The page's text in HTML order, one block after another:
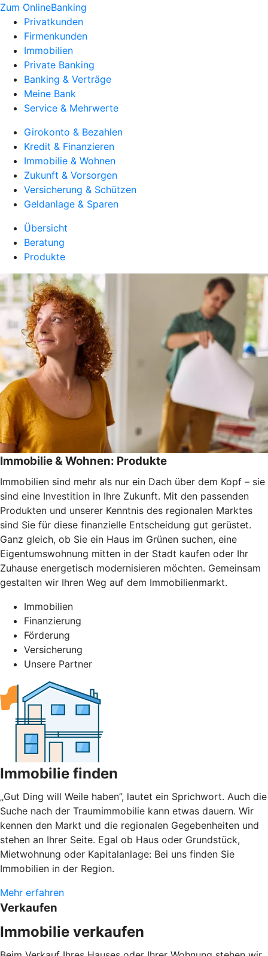
Zum OnlineBanking
Privatkunden
Firmenkunden
Immobilien
Private Banking
Banking & Verträge
Meine Bank
Service & Mehrwerte
Girokonto & Bezahlen
Kredit & Finanzieren
Immobilie & Wohnen
Zukunft & Vorsorgen
Versicherung & Schützen
Geldanlage & Sparen
Übersicht
Beratung
Produkte
Immobilie & Wohnen: Produkte
Immobilien sind mehr als nur ein Dach über dem Kopf – sie
sind eine Investition in Ihre Zukunft. Mit den passenden
Produkten und unserer Kenntnis des regionalen Marktes
sind Sie für diese finanzielle Entscheidung gut gerüstet.
Ganz gleich, ob Sie ein Haus im Grünen suchen, eine
Eigentumswohnung mitten in der Stadt kaufen oder Ihr
Zuhause energetisch modernisieren möchten. Gemeinsam
gestalten wir Ihren Weg auf dem Immobilienmarkt.
Immobilien
Finanzierung
Förderung
Versicherung
Unsere Partner
Immobilie finden
„Gut Ding will Weile haben”, lautet ein Sprichwort. Auch die
Suche nach der Traumimmobilie kann etwas dauern. Wir
kennen den Markt und die regionalen Gegebenheiten und
stehen an Ihrer Seite. Egal ob Haus oder Grundstück,
Mietwohnung oder Kapitalanlage: Bei uns finden Sie
Immobilien in der Region.
Mehr erfahren
Verkaufen
Immobilie verkaufen